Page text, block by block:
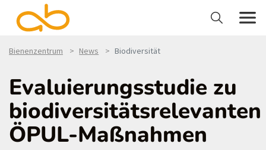
Bienenzentrum News Biodiversität
Evaluierungsstudie zu
biodiversitätsrelevanten
ÖPUL-Maßnahmen